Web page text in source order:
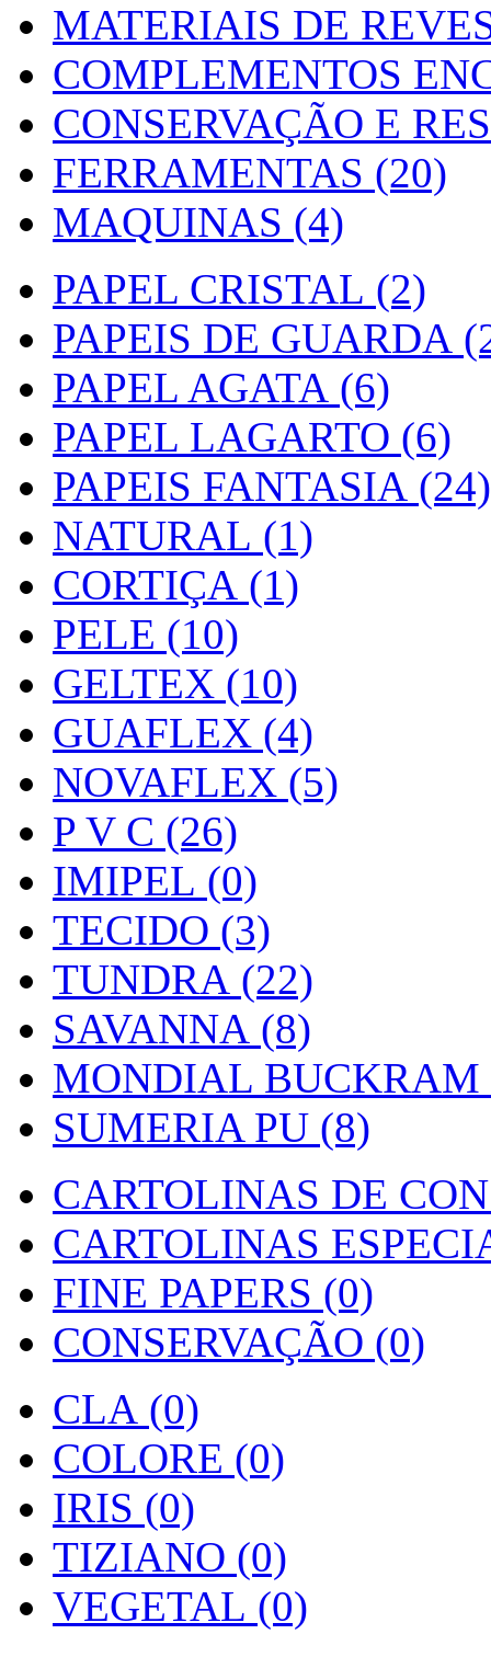
MATERIAIS DE
COMPLEMENTOS
CONSERVAÇÃO E
FERRAMENTAS (20)
MAQUINAS (4)
PAPEL CRISTAL (2)
PAPEIS DE GUARDA
PAPEL AGATA (6)
PAPEL LAGARTO (6)
PAPEIS FANTASIA (24)
NATURAL (1)
CORTIÇA (1)
PELE (10)
GELTEX (10)
GUAFLEX (4)
NOVAFLEX (5)
P V C (26)
IMIPEL (0)
TECIDO (3)
TUNDRA (22)
SAVANNA (8)
MONDIAL BUCKRAM
SUMERIA PU (8)
CARTOLINAS DE
CARTOLINAS
FINE PAPERS (0)
CONSERVAÇÃO (0)
CLA (0)
COLORE (0)
IRIS (0)
TIZIANO (0)
VEGETAL (0)